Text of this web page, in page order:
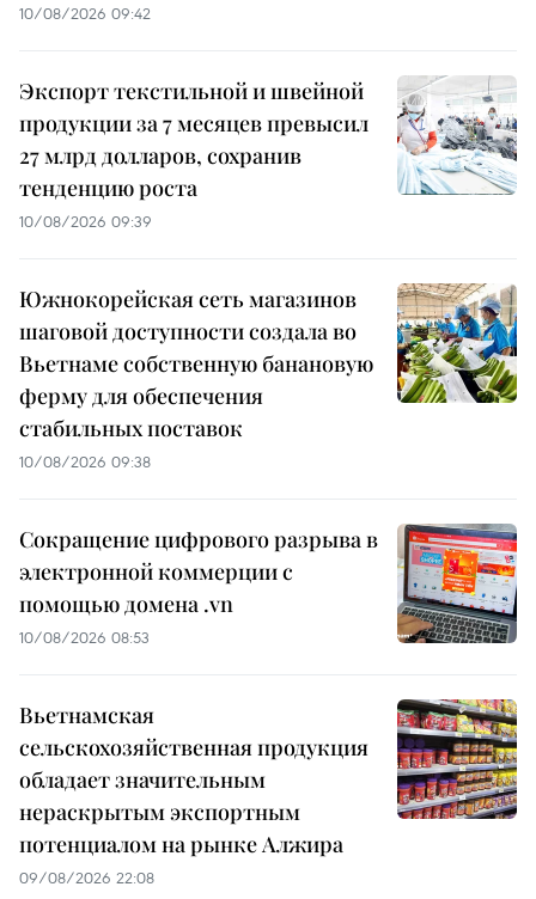
10/08/2026 09:42
Экспорт текстильной и швейной
продукции за 7 месяцев превысил
27 млрд долларов, сохранив
тенденцию роста
10/08/2026 09:39
Южнокорейская сеть магазинов
шаговой доступности создала во
Вьетнаме собственную банановую
ферму для обеспечения
стабильных поставок
10/08/2026 09:38
Сокращение цифрового разрыва в
электронной коммерции с
помощью домена .vn
10/08/2026 08:53
Вьетнамская
сельскохозяйственная продукция
обладает значительным
нераскрытым экспортным
потенциалом на рынке Алжира
09/08/2026 22:08